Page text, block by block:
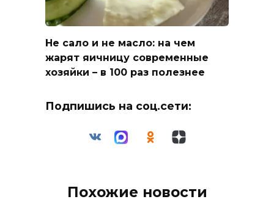
Не сало и не масло: на чем
жарят яичницу современные
хозяйки – в 100 раз полезнее
Подпишись на соц.сети:
Похожие новости